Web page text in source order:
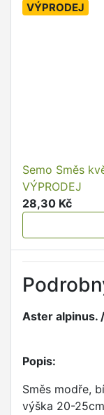
VÝPRODEJ
Semo Směs
VÝPRODEJ
28,30 Kč
Aster alpinus.
Popis:
Směs modře,
výška 20-